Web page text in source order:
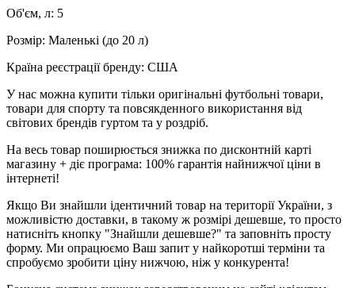
Об'єм, л: 5
Розмір: Маленькі (до 20 л)
Країна реєстрації бренду: США
У нас можна купити тільки оригінальні футбольні товари,
товари для спорту та повсякденного використання від
світових брендів гуртом та у роздріб.
На весь товар поширюється знижка по дисконтній карті
магазину + діє програма: 100% гарантія найнижчої ціни в
інтернеті!
Якщо Ви знайшли ідентичний товар на території України, з
можливістю доставки, в такому ж розмірі дешевше, то просто
натисніть кнопку "Знайшли дешевше?" та заповніть просту
форму. Ми опрацюємо Ваш запит у найкоротші терміни та
спробуємо зробити ціну нижчою, ніж у конкурента!